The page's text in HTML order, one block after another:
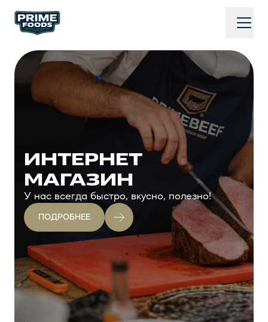
ИНТЕРНЕТ
МАГАЗИН
У нас всегда быстро, вкусно, полезно!
ПОДРОБНЕЕ